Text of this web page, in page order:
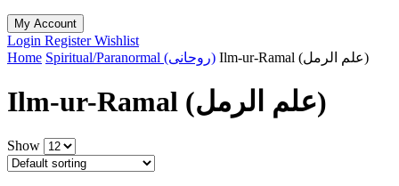
My Account
Login RegisterWishlist
Home
Spiritual/Paranormal (روحانی) Ilm-ur-Ramal (علم الرمل)
Ilm-ur-Ramal (علم الرمل)
Show